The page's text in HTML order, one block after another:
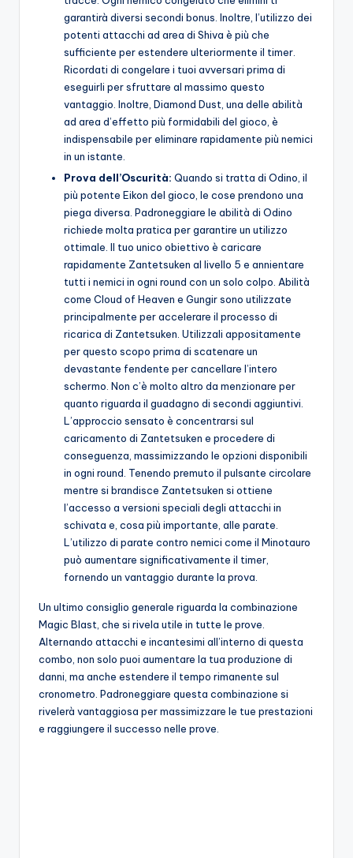
garantirà diversi secondi bonus. Inoltre, l’utilizzo dei
potenti attacchi ad area di Shiva è più che
sufficiente per estendere ulteriormente il timer.
Ricordati di congelare i tuoi avversari prima di
eseguirli per sfruttare al massimo questo
vantaggio. Inoltre, Diamond Dust, una delle abilità
ad area d’effetto più formidabili del gioco, è
indispensabile per eliminare rapidamente più nemici
in un istante.
Prova dell’Oscurità: Quando si tratta di Odino, il
più potente Eikon del gioco, le cose prendono una
piega diversa. Padroneggiare le abilità di Odino
richiede molta pratica per garantire un utilizzo
ottimale. Il tuo unico obiettivo è caricare
rapidamente Zantetsuken al livello 5 e annientare
tutti i nemici in ogni round con un solo colpo. Abilità
come Cloud of Heaven e Gungir sono utilizzate
principalmente per accelerare il processo di
ricarica di Zantetsuken. Utilizzali appositamente
per questo scopo prima di scatenare un
devastante fendente per cancellare l’intero
schermo. Non c’è molto altro da menzionare per
quanto riguarda il guadagno di secondi aggiuntivi.
L’approccio sensato è concentrarsi sul
caricamento di Zantetsuken e procedere di
conseguenza, massimizzando le opzioni disponibili
in ogni round. Tenendo premuto il pulsante circolare
mentre si brandisce Zantetsuken si ottiene
l’accesso a versioni speciali degli attacchi in
schivata e, cosa più importante, alle parate.
L’utilizzo di parate contro nemici come il Minotauro
può aumentare significativamente il timer,
fornendo un vantaggio durante la prova.
Un ultimo consiglio generale riguarda la combinazione
Magic Blast, che si rivela utile in tutte le prove.
Alternando attacchi e incantesimi all’interno di questa
combo, non solo puoi aumentare la tua produzione di
danni, ma anche estendere il tempo rimanente sul
cronometro. Padroneggiare questa combinazione si
rivelerà vantaggiosa per massimizzare le tue prestazioni
e raggiungere il successo nelle prove.